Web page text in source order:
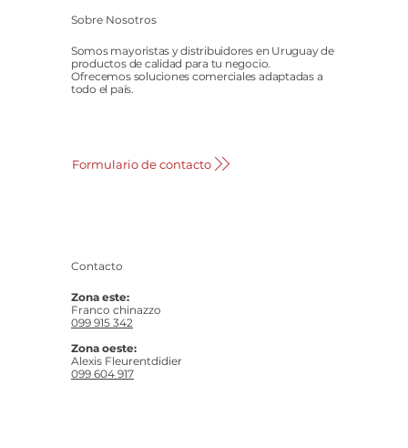
Sobre Nosotros
Somos mayoristas y distribuidores en Uruguay de
productos de calidad para tu negocio.
Ofrecemos soluciones comerciales adaptadas a
todo el país.
Formulario de contacto
Contacto
Zona este:
Franco chinazzo
099 915 342
Zona oeste:
Alexis Fleurentdidier
099 604 917